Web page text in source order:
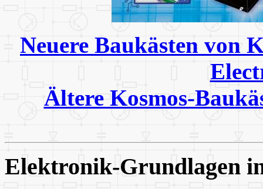
Neuere Baukästen von
Ältere Kosmos-
Elektronik-Grundlagen